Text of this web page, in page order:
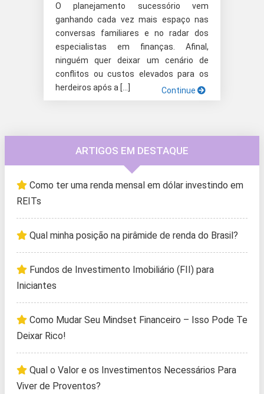
O planejamento sucessório vem
ganhando cada vez mais espaço nas
conversas familiares e no radar dos
especialistas em finanças. Afinal,
ninguém quer deixar um cenário de
conflitos ou custos elevados para os
herdeiros após a […]
Continue
ARTIGOS EM DESTAQUE
Como ter uma renda mensal em dólar investindo em
REITs
Qual minha posição na pirâmide de renda do Brasil?
Fundos de Investimento Imobiliário (FII) para
Iniciantes
Como Mudar Seu Mindset Financeiro – Isso Pode Te
Deixar Rico!
Qual o Valor e os Investimentos Necessários Para
Viver de Proventos?